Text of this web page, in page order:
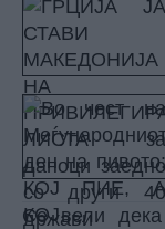
Се вели